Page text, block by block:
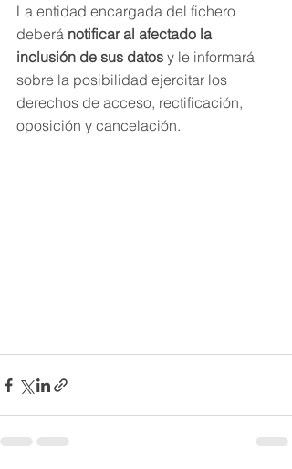
La entidad encargada del fichero
deberá notificar al afectado la
inclusión de sus datos y le informará
sobre la posibilidad ejercitar los
derechos de acceso, rectificación,
oposición y cancelación.